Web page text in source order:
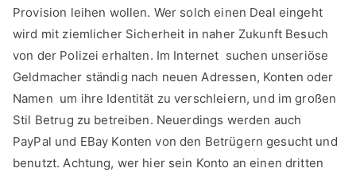
Provision leihen wollen. Wer solch einen Deal eingeht
wird mit ziemlicher Sicherheit in naher Zukunft Besuch
von der Polizei erhalten. Im Internet suchen unseriöse
Geldmacher ständig nach neuen Adressen, Konten oder
Namen um ihre Identität zu verschleiern, und im großen
Stil Betrug zu betreiben. Neuerdings werden auch
PayPal und EBay Konten von den Betrügern gesucht und
benutzt. Achtung, wer hier sein Konto an einen dritten